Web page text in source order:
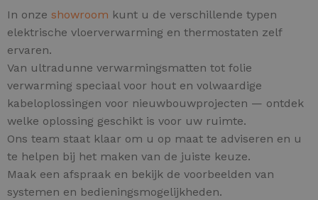
In onze showroom kunt u de verschillende typen
elektrische vloerverwarming en thermostaten zelf
ervaren.
Van ultradunne verwarmingsmatten tot folie
verwarming speciaal voor hout en volwaardige
kabeloplossingen voor nieuwbouwprojecten — ontdek
welke oplossing geschikt is voor uw ruimte.
Ons team staat klaar om u op maat te adviseren en u
te helpen bij het maken van de juiste keuze.
Maak een afspraak en bekijk de voorbeelden van
systemen en bedieningsmogelijkheden.